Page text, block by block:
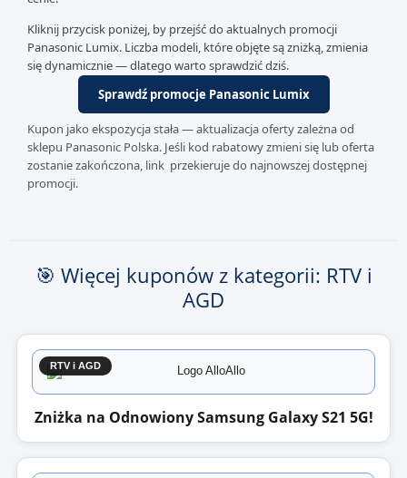
Kliknij przycisk poniżej, by przejść do aktualnych promocji
Panasonic Lumix. Liczba modeli, które objęte są zniżką, zmienia
się dynamicznie — dlatego warto sprawdzić dziś.
Sprawdź promocje Panasonic Lumix
Kupon jako ekspozycja stała — aktualizacja oferty zależna od
sklepu Panasonic Polska. Jeśli kod rabatowy zmieni się lub oferta
zostanie zakończona, link przekieruje do najnowszej dostępnej
promocji.
🎯 Więcej kuponów z kategorii: RTV i
AGD
RTV i AGD
Zniżka na Odnowiony Samsung Galaxy S21 5G!